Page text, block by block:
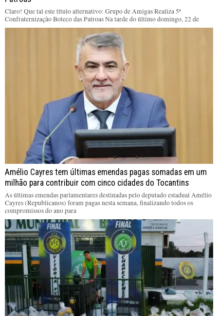
Claro! Que tal este título alternativo: Grupo de Amigas Realiza 5ª
Confraternização Boteco das Patroas Na tarde do último domingo, 22 de
Amélio Cayres tem últimas emendas pagas somadas em um
milhão para contribuir com cinco cidades do Tocantins
As últimas emendas parlamentares destinadas pelo deputado estadual Amélio
Cayres (Republicanos) foram pagas nesta semana, finalizando todos os
compromissos do ano para